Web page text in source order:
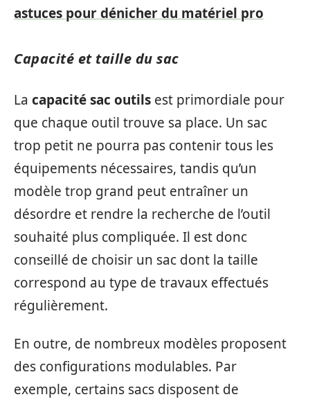
astuces pour dénicher du matériel pro
Capacité et taille du sac
La capacité sac outils est primordiale pour
que chaque outil trouve sa place. Un sac
trop petit ne pourra pas contenir tous les
équipements nécessaires, tandis qu’un
modèle trop grand peut entraîner un
désordre et rendre la recherche de l’outil
souhaité plus compliquée. Il est donc
conseillé de choisir un sac dont la taille
correspond au type de travaux effectués
régulièrement.
En outre, de nombreux modèles proposent
des configurations modulables. Par
exemple, certains sacs disposent de